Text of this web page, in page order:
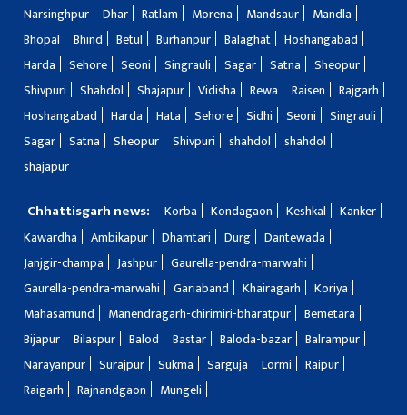
Narsinghpur
Dhar Ratlam Morena Mandsaur
Mandla
Bhopal
Bhind Betul Burhanpur Balaghat
Hoshangabad
Harda
Sehore Seoni Singrauli Sagar Satna
Sheopur
Shivpuri
Shahdol Shajapur Vidisha Rewa Raisen
Rajgarh
Hoshangabad
Harda Hata Sehore Sidhi Seoni
Singrauli
Sagar
Satna Sheopur Shivpuri shahdol
shahdol
shajapur
Chhattisgarh news: Korba Kondagaon Keshkal
Kanker
Kawardha
Ambikapur Dhamtari Durg
Dantewada
Janjgir-champa
Jashpur
Gaurella-pendra-marwahi
Gaurella-pendra-marwahi
Gariaband Khairagarh
Koriya
Mahasamund
Manendragarh-chirimiri-bharatpur
Bemetara
Bijapur
Bilaspur Balod Bastar Baloda-bazar
Balrampur
Narayanpur
Surajpur Sukma Sarguja Lormi
Raipur
Raigarh
Rajnandgaon Mungeli